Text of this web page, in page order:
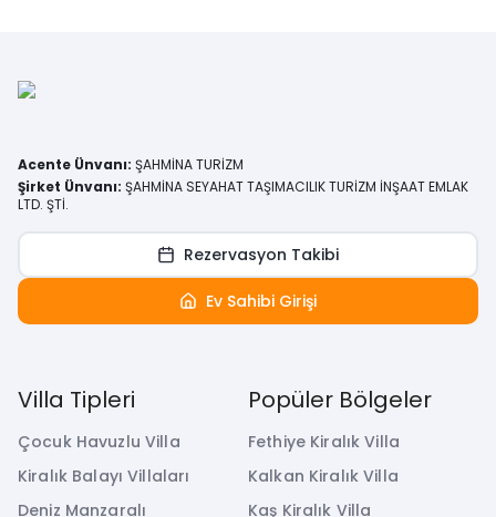
Villa Tipleri
Çocuk Havuzlu Villa
Kiralık Balayı Villaları
Deniz Manzaralı
Popüler Bölgeler
Fethiye Kiralık Villa
Kalkan Kiralık Villa
Kaş Kiralık Villa
Acente Ünvanı: ŞAHMİNA TURİZM
Şirket Ünvanı: ŞAHMİNA SEYAHAT TAŞIMACILIK TURİZM İNŞAAT EMLAK
LTD. ŞTİ.
Rezervasyon Takibi
Ev Sahibi Girişi